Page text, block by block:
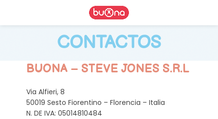
CONTACTOS
BUONA – STEVE JONES S.R.L
Via Alfieri, 8
50019 Sesto Fiorentino – Florencia – Italia
N. DE IVA: 05014810484